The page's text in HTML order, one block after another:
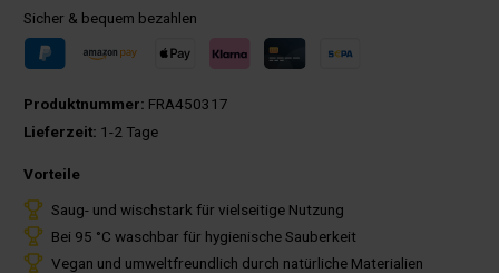
Sicher & bequem bezahlen
Produktnummer: FRA450317
Lieferzeit: 1-2 Tage
Vorteile
Saug- und wischstark für vielseitige Nutzung
Bei 95 °C waschbar für hygienische Sauberkeit
Vegan und umweltfreundlich durch natürliche Materialien